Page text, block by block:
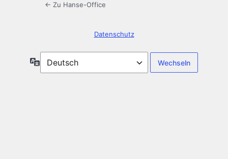
← Zu Hanse-Office
Datenschutz
Sprache